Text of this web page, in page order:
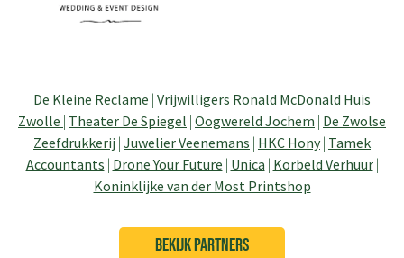
De Kleine Reclame | Vrijwilligers Ronald McDonald Huis
Zwolle | Theater De Spiegel | Oogwereld Jochem | De Zwolse
Zeefdrukkerij | Juwelier Veenemans | HKC Hony| Tamek
Accountants | Drone Your Future | Unica | Korbeld Verhuur|
Koninklijke van der Most Printshop
BEKIJK PARTNERS